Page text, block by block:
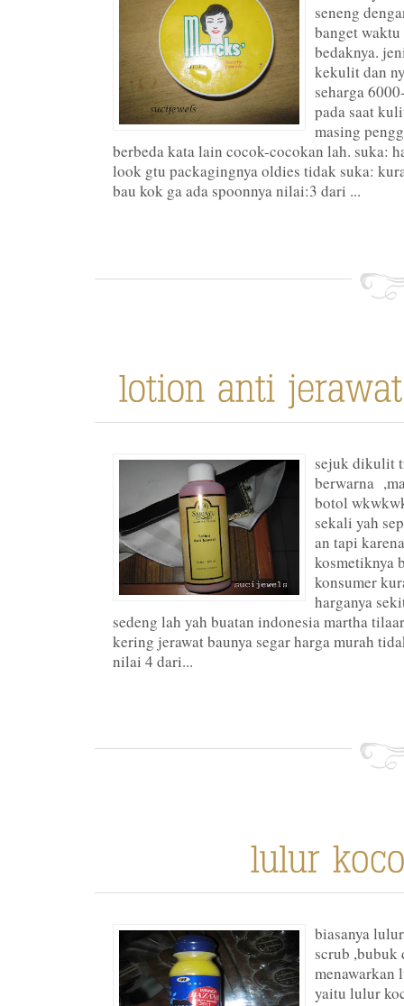
seneng
banget waktu
bedaknya.
kekulit dan
seharga
pada saat
masing
berbeda kata lain cocok-cocokan lah. suka:
look gtu packagingnya oldies tidak suka:
bau kok ga ada spoonnya nilai:3 dari ...
sejuk dikulit
berwarna
botol
sekali yah
an tapi
kosmetiknya
konsumer
harganya
sedeng lah yah buatan indonesia martha
kering jerawat baunya segar harga murah
nilai 4 dari...
biasanya
scrub
menawarkan
yaitu lulur